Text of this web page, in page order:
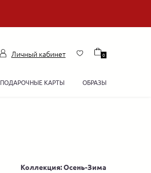
Личный кабинет 0
ПОДАРОЧНЫЕ КАРТЫ ОБРАЗЫ
Коллекция: Осень-Зима